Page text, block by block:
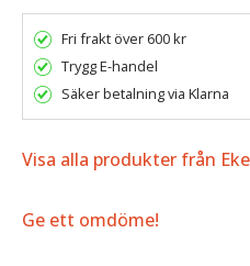
Fri frakt över 600 kr
Trygg E-handel
Säker betalning via Klarna
Visa alla produkter från
Ge ett omdöme!